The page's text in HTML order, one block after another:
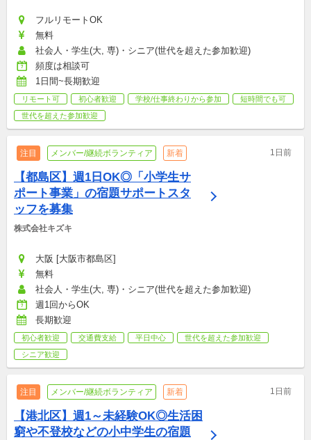
フルリモートOK
無料
社会人・学生(大, 専)・シニア(世代を超えた参加歓迎)
頻度は相談可
1日間~長期歓迎
リモート可 初心者歓迎 学校/仕事終わりから参加
短時間でも可
世代を超えた参加歓迎
注目 メンバー/継続ボランティア 新着 1日前
【都島区】週1日OK◎「小学生サ
ポート事業」の宿題サポートスタ
ッフを募集
株式会社キズキ
大阪 [大阪市都島区]
無料
社会人・学生(大, 専)・シニア(世代を超えた参加歓迎)
週1回からOK
長期歓迎
初心者歓迎 交通費支給 平日中心
世代を超えた参加歓迎
シニア歓迎
注目 メンバー/継続ボランティア 新着 1日前
【港北区】週1～未経験OK◎生活困
窮や不登校などの小中学生の宿題